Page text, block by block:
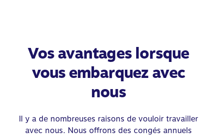
Vos avantages lorsque
vous embarquez avec
nous
Il y a de nombreuses raisons de vouloir travailler
avec nous. Nous offrons des congés annuels